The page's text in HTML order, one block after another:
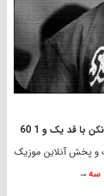
دانلود آهنگ ببین یوزرت ولی خودت بیگ بیگ نکن با قد یک و 1 60
و پخش آنلاین موزیک
سه→